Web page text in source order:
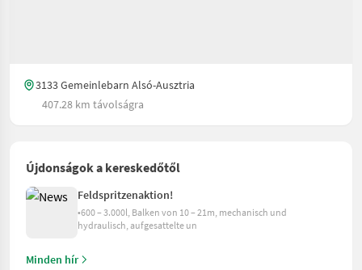
3133 Gemeinlebarn Alsó-Ausztria
407.28 km távolságra
Újdonságok a kereskedőtől
Feldspritzenaktion!
•600 – 3.000l, Balken von 10 – 21m, mechanisch und
hydraulisch, aufgesattelte un
Minden hír